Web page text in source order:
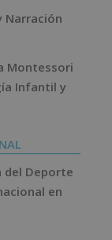
Narración
Montessori
Infantil y
del Deporte
en